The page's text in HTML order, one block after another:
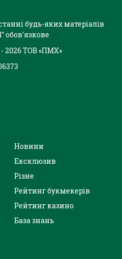
будь-яких матеріалів
обов'язкове
- 2026 ТОВ «ПМХ»
Новини
Ексклюзив
Різне
Рейтинг букмекерів
Рейтинг казино
База знань